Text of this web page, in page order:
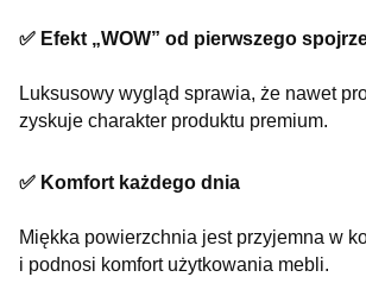
✅ Efekt „WOW” od pierwszego
Luksusowy wygląd sprawia, że nawet
zyskuje charakter produktu premium.
✅ Komfort każdego dnia
Miękka powierzchnia jest przyjemna w
i podnosi komfort użytkowania mebli.